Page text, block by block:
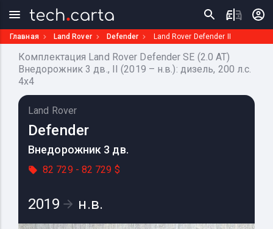
Главная Land Rover Defender Land Rover Defender II
Комплектация Land Rover Defender SE (2.0 AT)
Внедорожник 3 дв., II (2019 – н.в.): дизель, 200 л.с.
4x4
Land Rover
Defender
Внедорожник 3 дв.
82 729 - 82 729 $
2019 н.в.